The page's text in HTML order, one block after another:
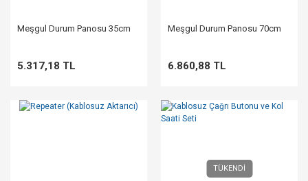
Meşgul Durum Panosu 35cm
5.317,18 TL
Meşgul Durum Panosu 70cm
6.860,88 TL
TÜKENDİ